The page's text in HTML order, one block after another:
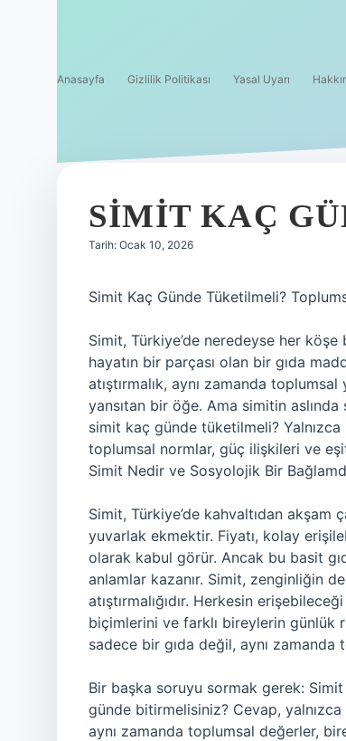
Anasayfa Gizlilik Politikası Yasal Uyarı
SIMIT KAÇ
Tarih: Ocak 10, 2026
Simit Kaç Günde Tüketilmeli?
Simit, Türkiye’de neredeyse her köşe
hayatın bir parçası olan bir gıda
atıştırmalık, aynı zamanda
yansıtan bir öğe. Ama simitin
simit kaç günde tüketilmeli? Yalnızca
toplumsal normlar, güç ilişkileri ve
Simit Nedir ve Sosyolojik Bir
Simit, Türkiye’de kahvaltıdan akşam
yuvarlak ekmektir. Fiyatı, kolay
olarak kabul görür. Ancak bu basit
anlamlar kazanır. Simit, zenginliğin
atıştırmalığıdır. Herkesin
biçimlerini ve farklı bireylerin günlük
sadece bir gıda değil, aynı zamanda
Bir başka soruyu sormak gerek:
günde bitirmelisiniz? Cevap,
aynı zamanda toplumsal değerler,